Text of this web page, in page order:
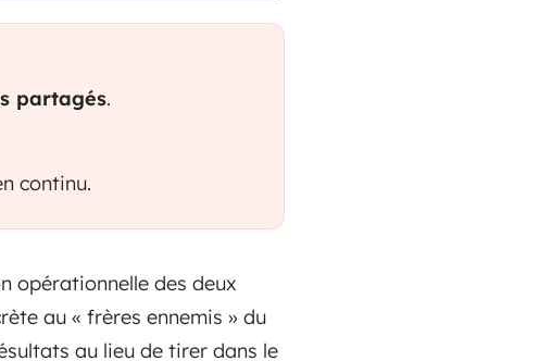
partagés.
continu.
opérationnelle des deux
au « frères ennemis » du
au lieu de tirer dans le